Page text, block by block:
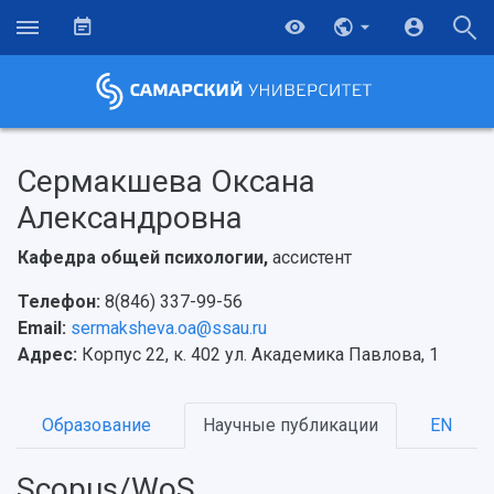
Сермакшева Оксана
Александровна
Кафедра общей психологии, ассистент
Телефон: 8(846) 337-99-56
Email: sermaksheva.oa@ssau.ru
Адрес: Корпус 22, к. 402 ул. Академика Павлова, 1
Образование Научные публикации EN